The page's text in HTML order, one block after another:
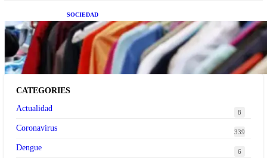
SOCIEDAD
Las grandes marcas globales se suman a la
tendencia de la ropa de segunda mano premium
CATEGORIES
Actualidad
8
Coronavirus 339
Dengue 6